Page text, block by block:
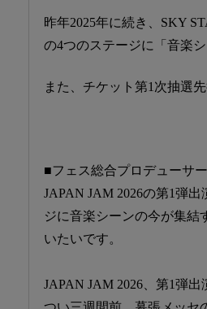
昨年2025年に続き、SKY
の4つのステージに「音楽
また、チケット第1次抽選
■フェス総合プロデューサ
JAPAN JAM 2026の第1弾
ジに音楽シーンの今が集結
いたいです。
JAPAN JAM 2026、第1弾